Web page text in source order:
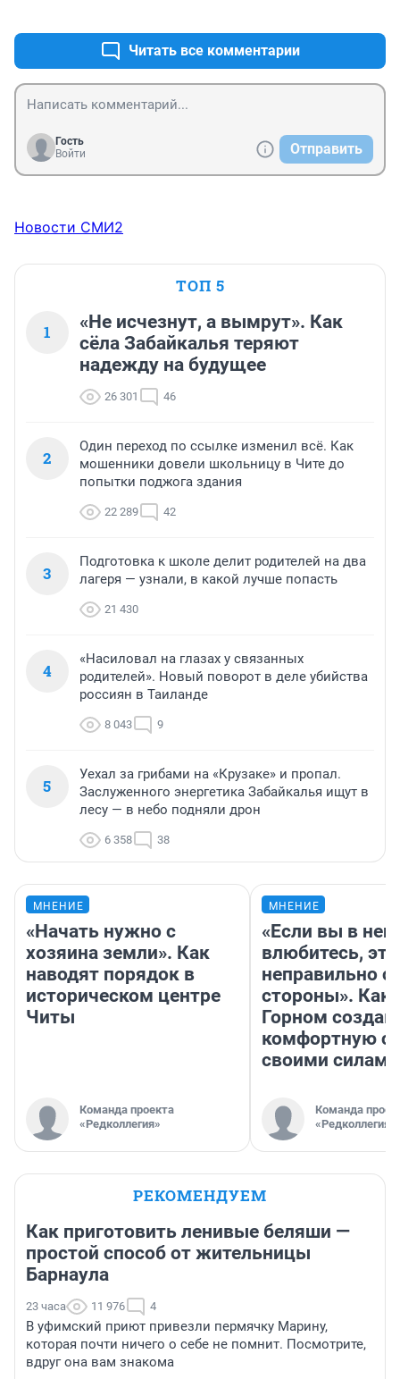
Читать все комментарии
Гость
Войти
Отправить
Новости СМИ2
ТОП 5
1
«Не исчезнут, а вымрут». Как
сёла Забайкалья теряют
надежду на будущее
26 301 46
2
Один переход по ссылке изменил всё. Как
мошенники довели школьницу в Чите до
попытки поджога здания
22 289 42
3
Подготовка к школе делит родителей на два
лагеря — узнали, в какой лучше попасть
21 430
4
«Насиловал на глазах у связанных
родителей». Новый поворот в деле убийства
россиян в Таиланде
8 043 9
5
Уехал за грибами на «Крузаке» и пропал.
Заслуженного энергетика Забайкалья ищут в
лесу — в небо подняли дрон
6 358 38
МНЕНИЕ
«Начать нужно с
хозяина земли». Как
наводят порядок в
историческом центре
Читы
Команда проекта
«Редколлегия»
МНЕНИЕ
«Если вы в
влюбитесь,
неправильно с
стороны». Как
Горном
комфортную
своими силами
Команда
«Редколлегия»
РЕКОМЕНДУЕМ
Как приготовить ленивые беляши —
простой способ от жительницы
Барнаула
23 часа 11 976 4
В уфимский приют привезли пермячку Марину,
которая почти ничего о себе не помнит. Посмотрите,
вдруг она вам знакома